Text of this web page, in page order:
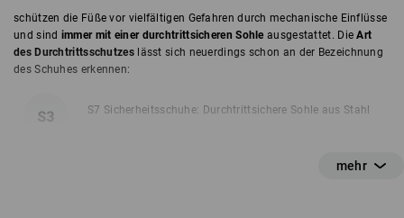
schützen die Füße vor vielfältigen Gefahren durch mechanische Einflüsse
und sind immer mit einer durchtrittsicheren Sohleausgestattet. DieArt
des Durchtrittsschutzeslässt sich neuerdings schon an der Bezeichnung
des Schuhes erkennen:
S7 Sicherheitsschuhe: Durchtrittsichere Sohle aus Stahl
S7L Sicherheitsschuhe: Durchtrittsichere Textilsohle nach